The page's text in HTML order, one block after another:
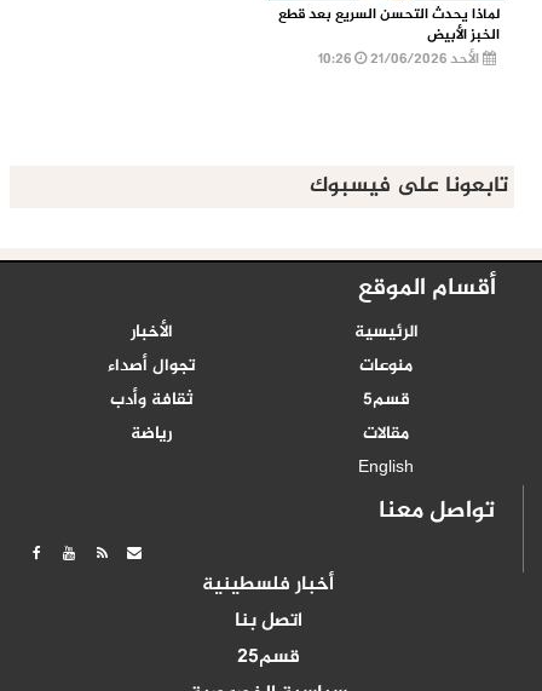
لماذا يحدث التحسن السريع بعد قطع
الخبز الأبيض
الأحد 21/06/2026
تابعونا على فيسبوك
أقسام الموقع
الرئيسية
الأخبار
منوعات
تجوال أصداء
قسم5
ثقافة وأدب
مقالات
رياضة
English
تواصل معنا
أخبار فلسطينية
اتصل بنا
قسم25